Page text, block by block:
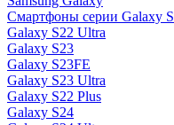
Смартфоны серии Galaxy S
Galaxy S22 Ultra
Galaxy S23
Galaxy S23FE
Galaxy S23 Ultra
Galaxy S22 Plus
Galaxy S24